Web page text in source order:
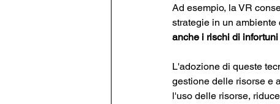
Ad esempio, la VR
strategie in un ambiente
anche i rischi di infortuni​
L'adozione di queste
gestione delle risorse e
l'uso delle risorse,